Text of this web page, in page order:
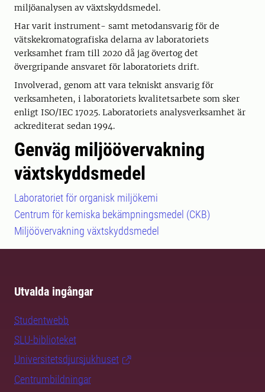
miljöanalysen av växtskyddsmedel.
Har varit instrument- samt metodansvarig för de
vätskekromatografiska delarna av laboratoriets
verksamhet fram till 2020 då jag övertog det
övergripande ansvaret för laboratoriets drift.
Involverad, genom att vara tekniskt ansvarig för
verksamheten, i laboratoriets kvalitetsarbete som sker
enligt ISO/IEC 17025. Laboratoriets analysverksamhet är
ackrediterat sedan 1994.
Genväg miljöövervakning
växtskyddsmedel
Laboratoriet för organisk miljökemi
Centrum för kemiska bekämpningsmedel (CKB)
Miljöövervakning växtskyddsmedel
Utvalda ingångar
Studentwebb
SLU-biblioteket
Universitetsdjursjukhuset
Centrumbildningar